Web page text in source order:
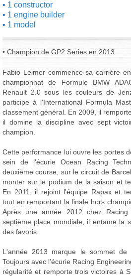
1 constructor
1 engine builder
1 model
• Champion de GP2 Series en 2013
Fabio Leimer commence sa carrière
championnat de Formule BMW
Renault 2.0 sous les couleurs de
participe à l'International Formula
classement général. En 2009, il
il domine la discipline avec sept
champion.
Cette performance lui ouvre les portes
sein de l'écurie Ocean Racing
deuxième course, sur le circuit de
monter sur le podium de la saison et
En 2011, il rejoint l'équipe Rapax et
tout en remportant la finale hors
Après une année 2012 chez
septième place mondiale, il entame la
des favoris.
L'année 2013 marque le sommet de
Toujours avec l'écurie Racing
régularité et remporte trois victoires à